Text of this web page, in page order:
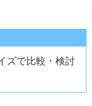
ズで比較・検討